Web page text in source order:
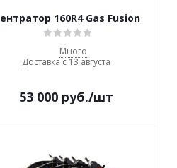
160R4 Gas Fusion
Много
Доставка с 13 августа
53 000 руб./шт